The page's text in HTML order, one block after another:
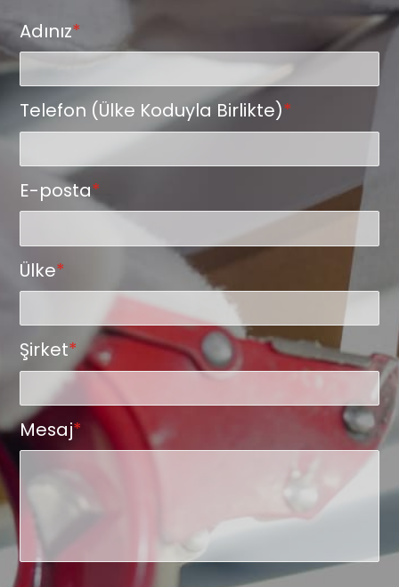
Adınız*
Telefon (Ülke Koduyla Birlikte)*
E-posta*
Ülke*
Şirket*
Mesaj*